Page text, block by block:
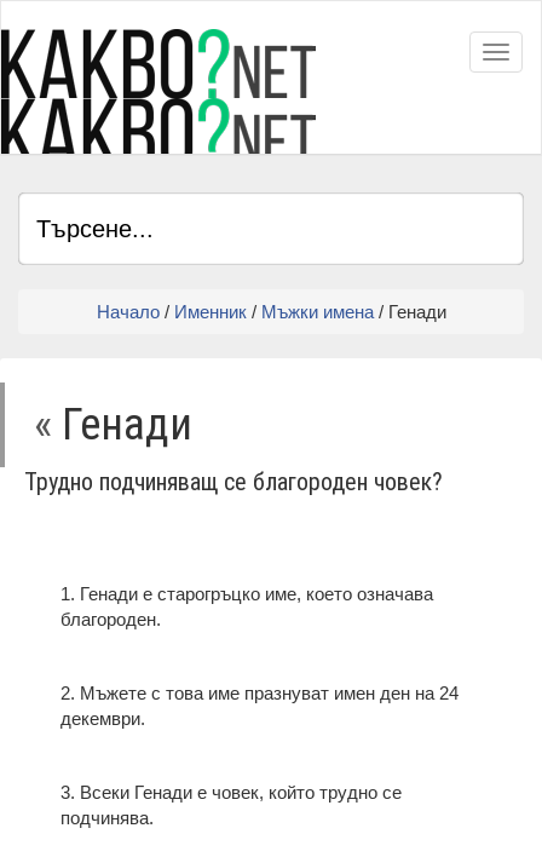
Начало/ Именник/ Мъжки имена/ Генади
« Генади
Трудно подчиняващ се благороден човек?
1. Генади е старогръцко име, което означава
благороден.
2. Мъжете с това име празнуват имен ден на 24
декември.
3. Всеки Генади е човек, който трудно се
подчинява.